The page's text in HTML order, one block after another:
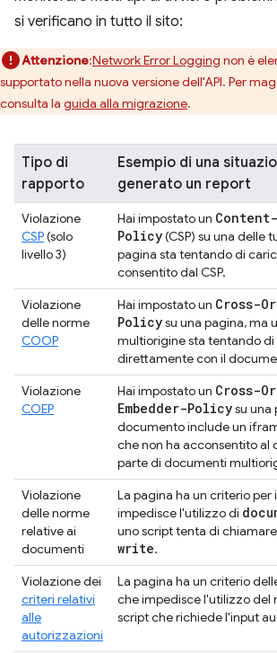
si verificano in tutto il sito:
Attenzione:Network Error Logging non è
supportato nella nuova versione dell'API. Per
consulta la guida alla migrazione.
Tipo di
rapporto
Esempio di una
generato un report
Violazione
CSP(solo
livello 3)
Hai impostato un
Policy(CSP) su una delle
pagina sta tentando di
consentito dal CSP.
Violazione
delle norme
COOP
Hai impostato un Cross-
Policysu una pagina, ma
multiorigine sta tentando
direttamente con il
Violazione
COEP
Hai impostato un Cross-
Embedder-Policysu una
documento include un
che non ha acconsentito al
parte di documenti
Violazione
delle norme
relative ai
documenti
La pagina ha un criterio
impedisce l'utilizzo di
uno script tenta di chiamare
write.
Violazione dei
criteri relativi
alle
autorizzazioni
La pagina ha un criterio
che impedisce l'utilizzo del
script che richiede l'input